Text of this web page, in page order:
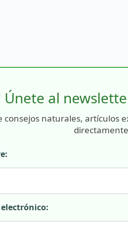
Únete al
consejos naturales, artículos